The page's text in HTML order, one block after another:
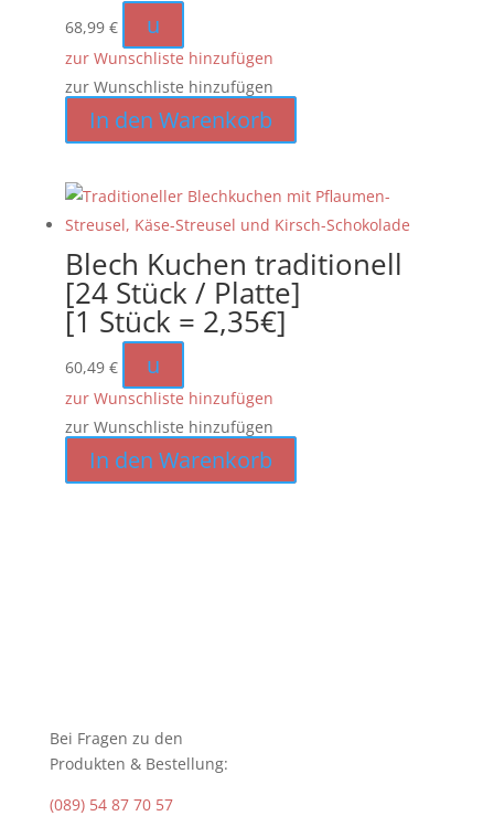
68,99 € u
zur Wunschliste hinzufügen
zur Wunschliste hinzufügen
In den Warenkorb
Blech Kuchen traditionell
[24 Stück / Platte]
[1 Stück = 2,35€]
60,49 € u
zur Wunschliste hinzufügen
zur Wunschliste hinzufügen
In den Warenkorb
Bei Fragen zu den
Produkten & Bestellung:
(089) 54 87 70 57